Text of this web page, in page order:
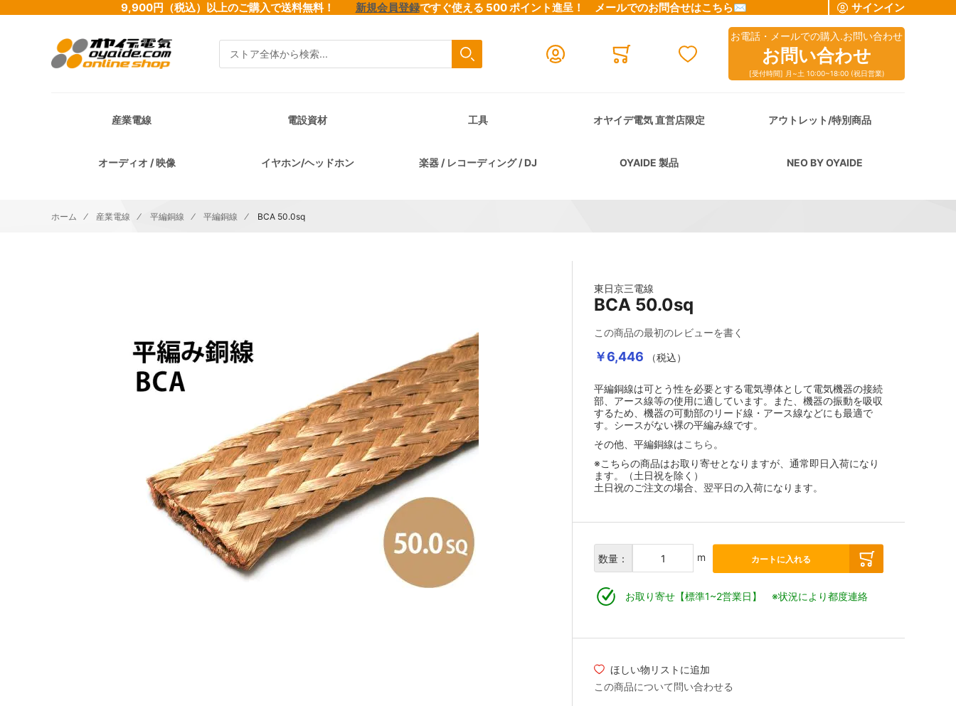
9,900円（税込）以上のご購入で送料無料！ 新規会員登録ですぐ使える 500 ポイント進呈！ メールでのお問合せはこちら✉ サインイン
検索
Close search
検索
お電話・メールでの購入.お問い合わせ
お問い合わせ
[受付時間] 月~土 10:00~18:00 (祝日営業)
産業電線 電設資材 工具 オヤイデ電気 直営店限定 アウトレット/特別商品
オーディオ / 映像 イヤホン/ヘッドホン 楽器 / レコーディング / DJ OYAIDE 製品 NEO BY OYAIDE
ホーム 産業電線 平編銅線 平編銅線 BCA 50.0sq
東日京三電線
BCA 50.0sq
この商品の最初のレビューを書く
￥6,446 （税込）
平編銅線は可とう性を必要とする電気導体として電気機器の接続
部、アース線等の使用に適しています。また、機器の振動を吸収
するため、機器の可動部のリード線・アース線などにも最適で
す。シースがない裸の平編み線です。
その他、平編銅線はこちら 。
※こちらの商品はお取り寄せとなりますが、通常即日入荷になり
ます。（土日祝を除く）
土日祝のご注文の場合、翌平日の入荷になります。
数量： m カートに入れる
お取り寄せ【標準1~2営業日】 ※状況により都度連絡
ほしい物リストに追加
この商品について問い合わせる